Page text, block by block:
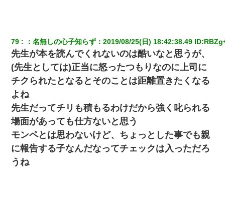
79 ：名無しの心子知らず ：2019/08/25(日) 18:42:38.49 ID:
先生が本を読んでくれないのは酷いなと思うが、
(先生としては)正当に怒ったつもりなのに上司に
チクられたとなるとそのことは距離置きたくなる
よね
先生だってチリも積もるわけだから強く叱られる
場面があっても仕方ないと思う
モンペとは思わないけど、ちょっとした事でも親
に報告する子なんだなってチェックは入っただろ
うね